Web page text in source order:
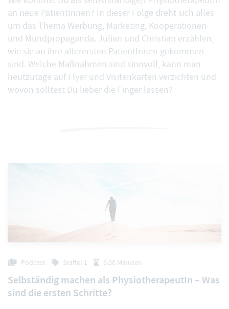
an neue PatientInnen? In dieser Folge dreht sich alles
um das Thema Werbung, Marketing, Kooperationen
und Mundpropaganda. Julian und Christian erzählen,
wie sie an ihre allerersten PatientInnen gekommen
sind. Welche Maßnahmen sind sinnvoll, kann man
heutzutage auf Flyer und Visitenkarten verzichten und
wovon solltest Du lieber die Finger lassen?
Podcast Staffel 1 6:00 Minuten
Selbständig machen als PhysiotherapeutIn – Was
sind die ersten Schritte?